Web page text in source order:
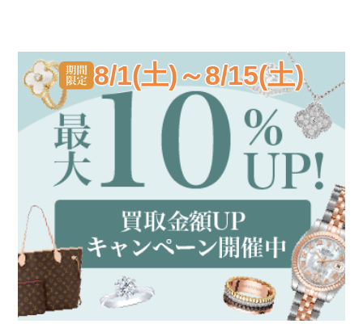
8/1(土)～8/15(土)